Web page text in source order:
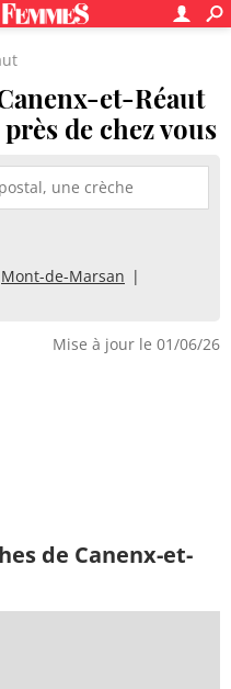
et-Réaut
de chez vous
Mont-de-Marsan
Mise à jour le 01/06/26
de Canenx-et-